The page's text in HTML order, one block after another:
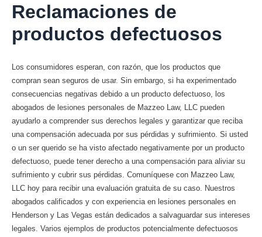
Reclamaciones de
productos defectuosos
Los consumidores esperan, con razón, que los productos que
compran sean seguros de usar. Sin embargo, si ha experimentado
consecuencias negativas debido a un producto defectuoso, los
abogados de lesiones personales de Mazzeo Law, LLC pueden
ayudarlo a comprender sus derechos legales y garantizar que reciba
una compensación adecuada por sus pérdidas y sufrimiento. Si usted
o un ser querido se ha visto afectado negativamente por un producto
defectuoso, puede tener derecho a una compensación para aliviar su
sufrimiento y cubrir sus pérdidas. Comuníquese con Mazzeo Law,
LLC hoy para recibir una evaluación gratuita de su caso. Nuestros
abogados calificados y con experiencia en lesiones personales en
Henderson y Las Vegas están dedicados a salvaguardar sus intereses
legales. Varios ejemplos de productos potencialmente defectuosos